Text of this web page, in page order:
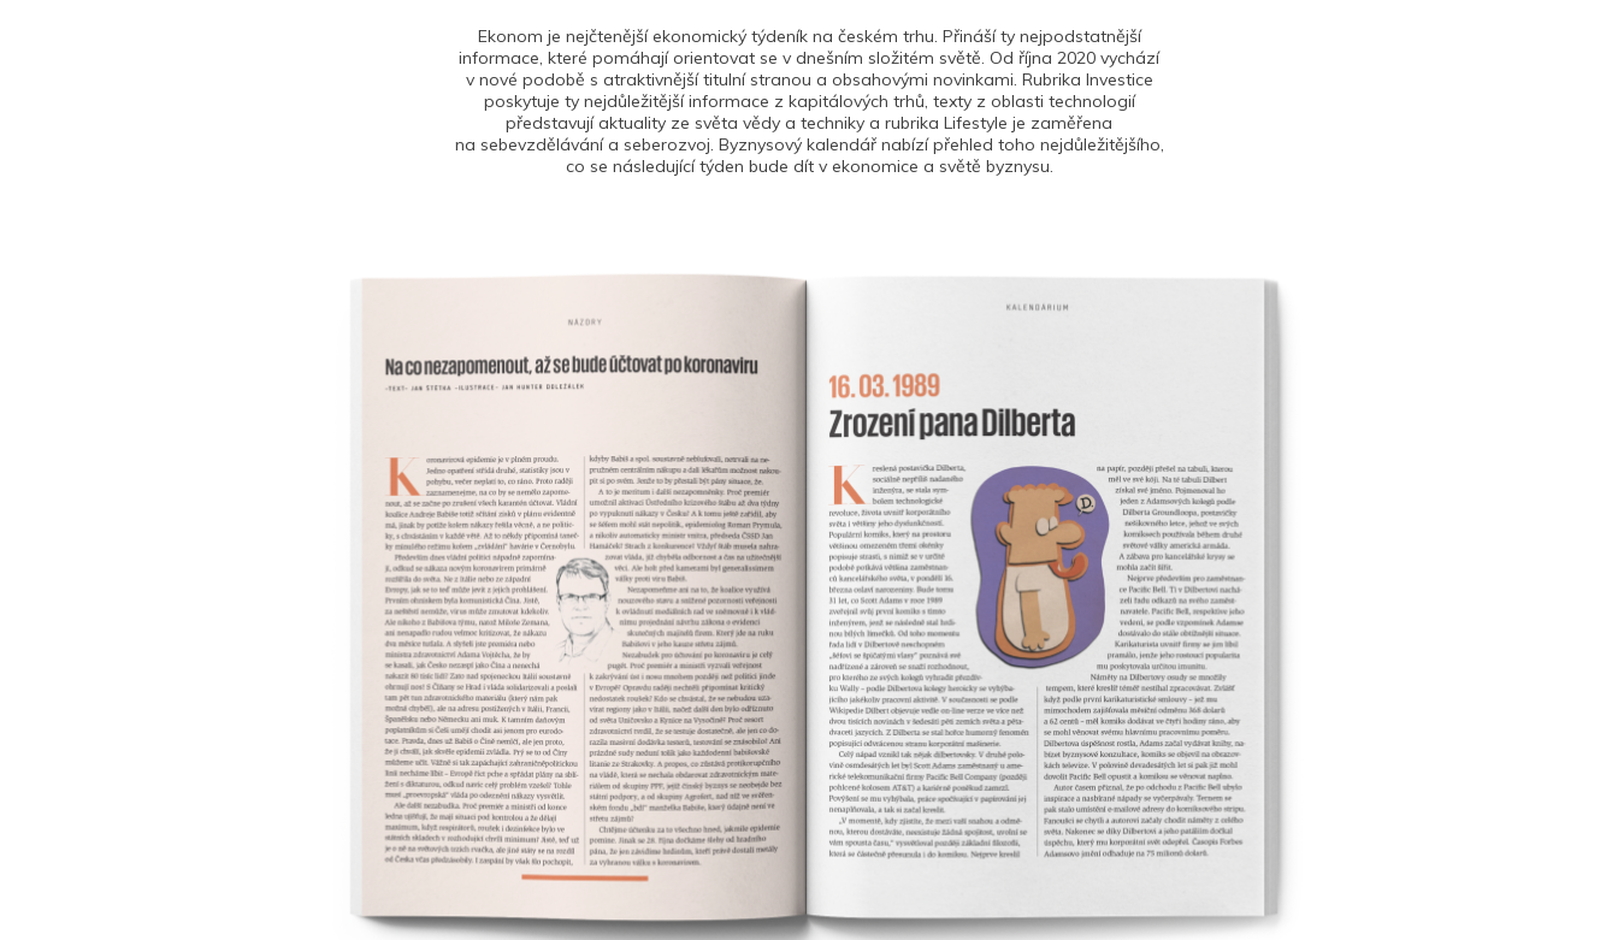
Ekonom je nejčtenější ekonomický týdeník na českém trhu. Přináší ty nejpodstatnější
informace, které pomáhají orientovat se v dnešním složitém světě. Od října 2020 vychází
v nové podobě s atraktivnější titulní stranou a obsahovými novinkami. Rubrika Investice
poskytuje ty nejdůležitější informace z kapitálových trhů, texty z oblasti technologií
představují aktuality ze světa vědy a techniky a rubrika Lifestyle je zaměřena
na sebevzdělávání a seberozvoj. Byznysový kalendář nabízí přehled toho nejdůležitějšího,
co se následující týden bude dít v ekonomice a světě byznysu.